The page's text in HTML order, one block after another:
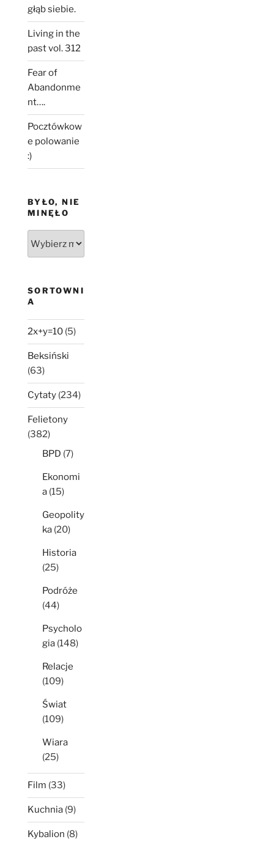
głąb siebie.
Living in the
past vol. 312
Fear of
Abandonme
nt….
Pocztówkow
e polowanie
:)
BYŁO, NIE
MINĘŁO
SORTOWNI
A
2x+y=10 (5)
Beksiński
(63)
Cytaty (234)
Felietony
(382)
BPD (7)
Ekonomi
a (15)
Geopolity
ka (20)
Historia
(25)
Podróże
(44)
Psycholo
gia (148)
Relacje
(109)
Świat
(109)
Wiara
(25)
Film (33)
Kuchnia (9)
Kybalion (8)